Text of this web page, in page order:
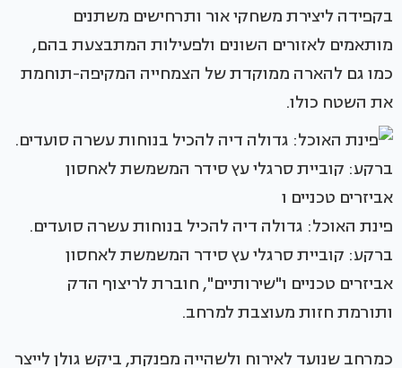
בקפידה ליצירת משחקי אור ותרחישים משתנים
מותאמים לאזורים השונים ולפעילות המתבצעת בהם,
כמו גם להארה ממוקדת של הצמחייה המקיפה-תוחמת
את השטח כולו.
פינת האוכל: גדולה דיה להכיל בנוחות עשרה סועדים.
ברקע: קוביית סרגלי עץ סידר המשמשת לאחסון
אביזרים טכניים ו"שירותיים", חוברת לריצוף הדק
ותורמת חזות מעוצבת למרחב.
כמרחב שנועד לאירוח ולשהייה מפנקת, ביקש גולן לייצר